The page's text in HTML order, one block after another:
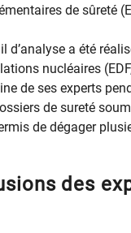
de sûreté
d’analyse a été
nucléaires
de ses experts
de sureté
de dégager
des